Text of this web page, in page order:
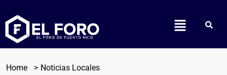
Home
Noticias Locales